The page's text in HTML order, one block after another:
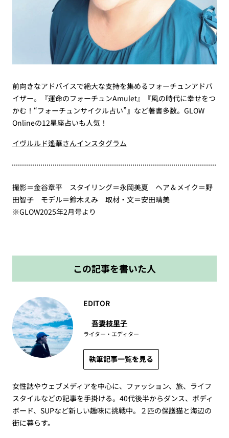
前向きなアドバイスで絶大な支持を集めるフォーチュンアドバ
イザー。『運命のフォーチュンAmulet』『風の時代に幸せをつ
かむ！“フォーチュンサイクル占い”』など著書多数。GLOW
Onlineの12星座占いも人気！
イヴルルド遙華さんインスタグラム
撮影＝金谷章平 スタイリング＝永岡美夏 ヘア＆メイク＝野
田智子 モデル＝鈴木えみ 取材・文＝安田晴美
※GLOW2025年2月号より
この記事を書いた人
EDITOR
吾妻枝里子
ライター・エディター
執筆記事一覧を見る
女性誌やウェブメディアを中心に、ファッション、旅、ライフ
スタイルなどの記事を手掛ける。40代後半からダンス、ボディ
ボード、SUPなど新しい趣味に挑戦中。２匹の保護猫と海辺の
街に暮らす。